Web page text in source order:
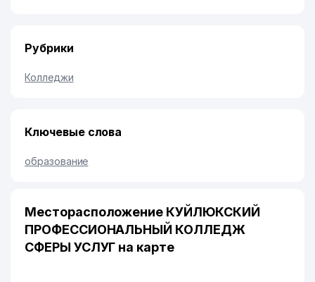
Рубрики
Колледжи
Ключевые слова
образование
Месторасположение КУЙЛЮКСКИЙ
ПРОФЕССИОНАЛЬНЫЙ КОЛЛЕДЖ
СФЕРЫ УСЛУГ на карте